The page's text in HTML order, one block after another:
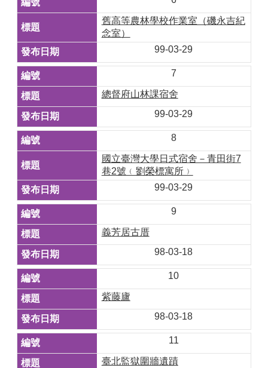
舊高等農林學校作業室（磯永吉紀
念室）
99-03-29
7
總督府山林課宿舍
99-03-29
8
國立臺灣大學日式宿舍－青田街7
巷2號﹙劉榮標寓所﹚
99-03-29
9
義芳居古厝
98-03-18
10
紫藤廬
98-03-18
11
臺北監獄圍牆遺蹟